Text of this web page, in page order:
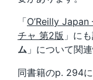
「O’Reilly
チャ 第2版 」に
ム 」について関
同書籍のp. 294